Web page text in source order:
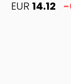
EUR 14.12 -